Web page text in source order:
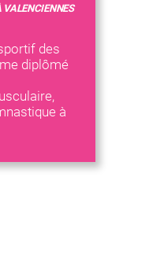
des
diplômé
à